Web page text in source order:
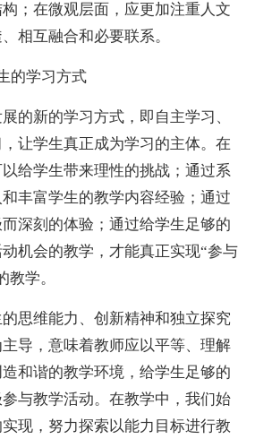
；在微观层面，应更加注重人文
相互融合和必要联系。
学习方式
新的学习方式，即自主学习、
让学生真正成为学习的主体。在
给学生带来理性的挑战；通过系
丰富学生的教学内容经验；通过
深刻的体验；通过给学生足够的
机会的教学，才能真正实现“参与
教学。
维能力、创新精神和独立探究
导，意味着教师应以平等、理解
和谐的教学环境，给学生足够的
与教学活动。在教学中，我们始
现，努力探索以能力目标进行教